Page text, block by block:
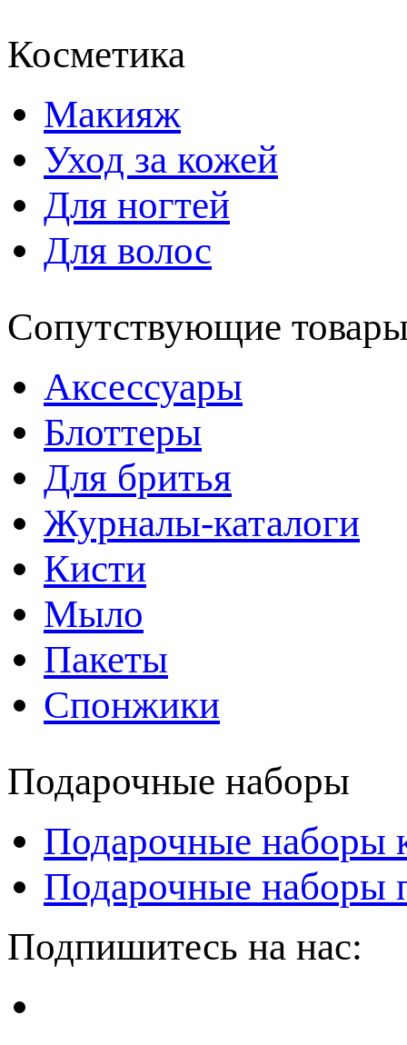
Косметика
Макияж
Уход за кожей
Для ногтей
Для волос
Сопутствующие
Аксессуары
Блоттеры
Для бритья
Журналы-каталоги
Кисти
Мыло
Пакеты
Спонжики
Подарочные наборы
Подарочные наборы
Подарочные наборы
Подпишитесь на нас: